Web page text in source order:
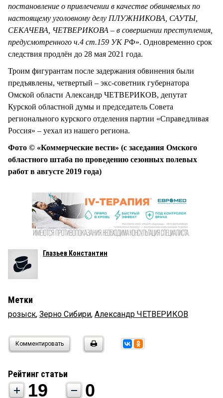
постановление о привлечении в качестве обвиняемых по
настоящему уголовному делу ПЛУЖНИКОВА, САУТЫ,
СЕКАЧЕВА, ЧЕТВЕРИКОВА – в совершении преступления,
предусмотренного ч.4 ст.159 УК РФ». Одновременно срок
следствия продлён до 28 мая 2021 года.
Троим фигурантам после задержания обвинения были
предъявлены, четвертый – экс-советник губернатора
Омской области Александр ЧЕТВЕРИКОВ, депутат
Курской областной думы и председатель Совета
регионального курского отделения партии «Справедливая
Россия» – уехал из нашего региона.
Фото © «Коммерческие вести» (с заседания Омского
областного штаба по проведению сезонных полевых
работ в августе 2019 года)
Глазьев Константин
Метки
розыск, Зерно Сибири, Александр ЧЕТВЕРИКОВ
Комментировать
Рейтинг статьи
19 0